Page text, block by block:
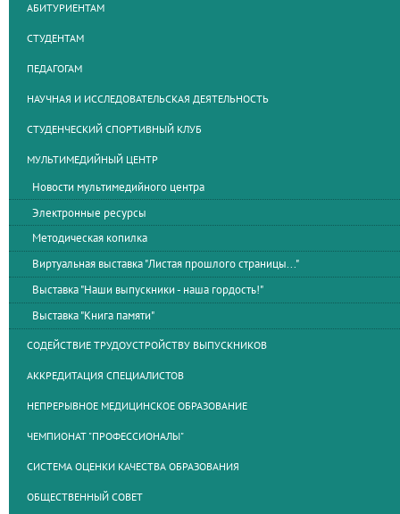
АБИТУРИЕНТАМ
СТУДЕНТАМ
ПЕДАГОГАМ
НАУЧНАЯ И ИССЛЕДОВАТЕЛЬСКАЯ ДЕЯТЕЛЬНОСТЬ
СТУДЕНЧЕСКИЙ СПОРТИВНЫЙ КЛУБ
МУЛЬТИМЕДИЙНЫЙ ЦЕНТР
Новости мультимедийного центра
Электронные ресурсы
Методическая копилка
Виртуальная выставка "Листая прошлого страницы..."
Выставка "Наши выпускники - наша гордость!"
Выставка "Книга памяти"
СОДЕЙСТВИЕ ТРУДОУСТРОЙСТВУ ВЫПУСКНИКОВ
АККРЕДИТАЦИЯ СПЕЦИАЛИСТОВ
НЕПРЕРЫВНОЕ МЕДИЦИНСКОЕ ОБРАЗОВАНИЕ
ЧЕМПИОНАТ "ПРОФЕССИОНАЛЫ"
СИСТЕМА ОЦЕНКИ КАЧЕСТВА ОБРАЗОВАНИЯ
ОБЩЕСТВЕННЫЙ СОВЕТ